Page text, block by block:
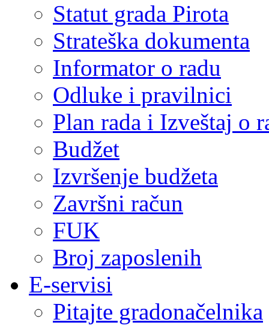
Statut grada Pirota
Strateška dokumenta
Informator o radu
Odluke i pravilnici
Plan rada i Izveštaj o
Budžet
Izvršenje budžeta
Završni račun
FUK
Broj zaposlenih
E-servisi
Pitajte gradonačelnika